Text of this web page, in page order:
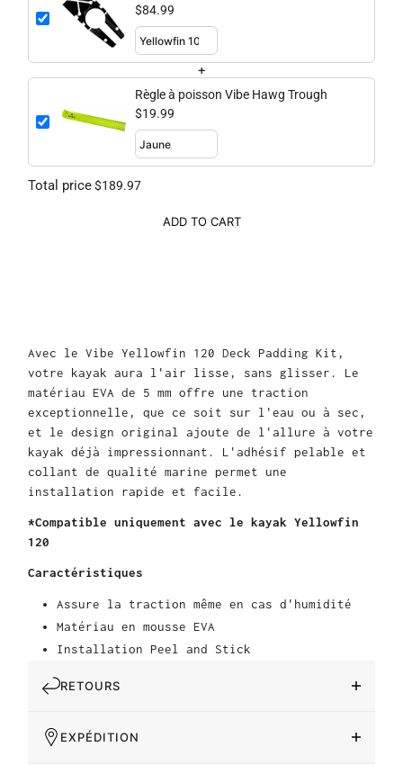
Yellowfin 100
$84.99
+
Règle à poisson Vibe Hawg Trough
$19.99
Total price$189.97
ADD TO CART
Avec le Vibe Yellowfin 120 Deck Padding Kit,
votre kayak aura l'air lisse, sans glisser. Le
matériau EVA de 5 mm offre une traction
exceptionnelle, que ce soit sur l'eau ou à sec,
et le design original ajoute de l'allure à votre
kayak déjà impressionnant. L'adhésif pelable et
collant de qualité marine permet une
installation rapide et facile.
*Compatible uniquement avec le kayak Yellowfin
120
Caractéristiques
Assure la traction même en cas d'humidité
Matériau en mousse EVA
Installation Peel and Stick
RETOURS
EXPÉDITION